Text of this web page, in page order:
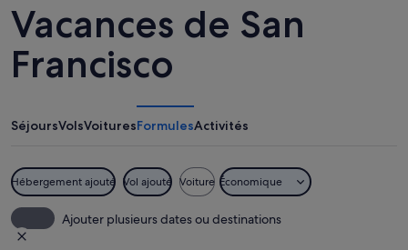
Vacances de San
Francisco
SéjoursVolsVoituresFormulesActivités
Hébergement ajouté Vol ajouté Voiture Économique
Ajouter plusieurs dates ou destinations